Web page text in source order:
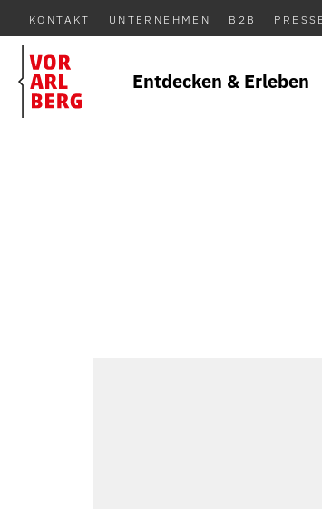
KONTAKT UNTERNEHMEN B2B
Entdecken & Erleben